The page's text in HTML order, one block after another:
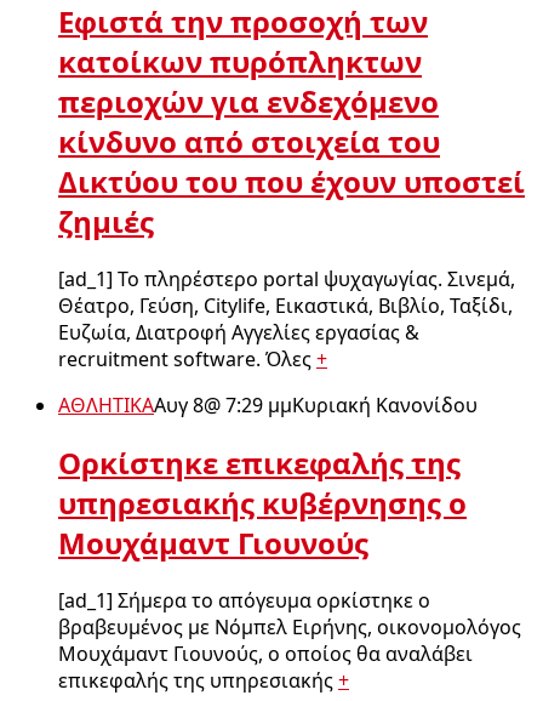
Εφιστά την προσοχή των
κατοίκων πυρόπληκτων
περιοχών για ενδεχόμενο
κίνδυνο από στοιχεία του
Δικτύου του που έχουν υποστεί
ζημιές
[ad_1] Το πληρέστερο portal ψυχαγωγίας. Σινεμά,
Θέατρο, Γεύση, Citylife, Εικαστικά, Βιβλίο, Ταξίδι,
Ευζωία, Διατροφή Αγγελίες εργασίας &
recruitment software. Όλες+
ΑΘΛΗΤΙΚΑΑυγ 8@7:29 μμΚυριακή Κανονίδου
Ορκίστηκε επικεφαλής της
υπηρεσιακής κυβέρνησης ο
Μουχάμαντ Γιουνούς
[ad_1] Σήμερα το απόγευμα ορκίστηκε ο
βραβευμένος με Νόμπελ Ειρήνης, οικονομολόγος
Μουχάμαντ Γιουνούς, ο οποίος θα αναλάβει
επικεφαλής της υπηρεσιακής+